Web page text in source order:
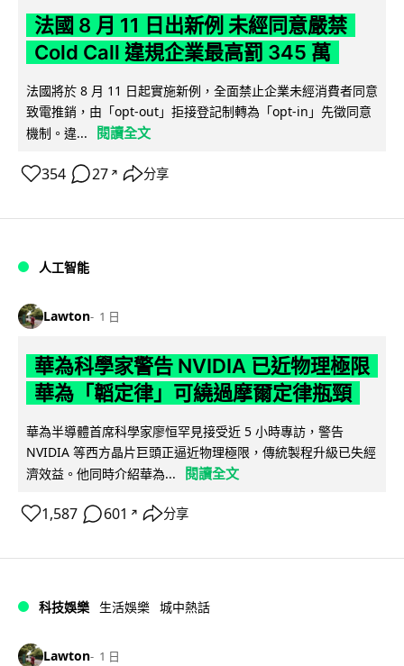
法國 8 月 11 日出新例 未經同意嚴禁
Cold Call 違規企業最高罰 345 萬
法國將於 8 月 11 日起實施新例，全面禁止企業未經消費者同意
致電推銷，由「opt-out」拒接登記制轉為「opt-in」先徵同意
機制。違...
閱讀全文
354 27 ↗ 分享
人工智能
Lawton 1 日
華為科學家警告 NVIDIA 已近物理極限
華為「韜定律」可繞過摩爾定律瓶頸
華為半導體首席科學家廖恒罕見接受近 5 小時專訪，警告
NVIDIA 等西方晶片巨頭正逼近物理極限，傳統製程升級已失經
濟效益。他同時介紹華為...
閱讀全文
1,587 601 ↗ 分享
科技娛樂 生活娛樂 城中熱話
Lawton 1 日